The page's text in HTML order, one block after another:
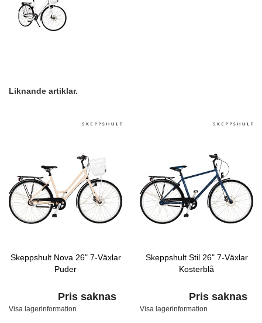
Liknande artiklar.
Skeppshult Nova 26" 7-Växlar
Puder
Pris saknas
Visa lagerinformation
Skeppshult Stil 26" 7-Växlar
Kosterblå
Pris saknas
Visa lagerinformation